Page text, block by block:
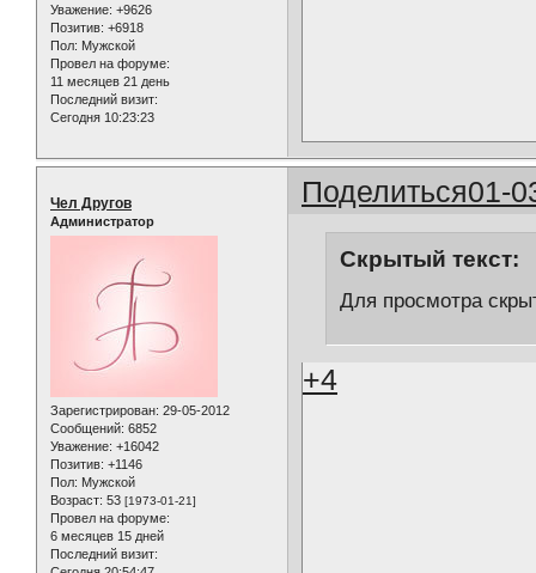
Уважение: +9626
Позитив: +6918
Пол: Мужской
Провел на форуме:
11 месяцев 21 день
Последний визит:
Сегодня 10:23:23
Поделиться01-
Чел Другов
Администратор
Зарегистрирован: 29-05-2012
Сообщений: 6852
Уважение: +16042
Позитив: +1146
Пол: Мужской
Возраст: 53 [1973-01-21]
Провел на форуме:
6 месяцев 15 дней
Последний визит:
Скрытый текст:
Для просмотра
+4